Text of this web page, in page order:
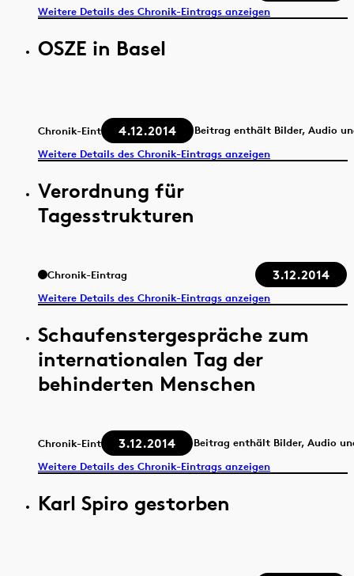
Weitere Details des Chronik-Eintrags anzeigen
OSZE in Basel
Chronik-Eintrag 4.12.2014
Beitrag enthält Bilder, Audio
Weitere Details des Chronik-Eintrags anzeigen
Verordnung für
Tagesstrukturen
Chronik-Eintrag 3.12.2014
Weitere Details des Chronik-Eintrags anzeigen
Schaufenstergespräche zum
internationalen Tag der
behinderten Menschen
Chronik-Eintrag 3.12.2014
Beitrag enthält Bilder, Audio
Weitere Details des Chronik-Eintrags anzeigen
Karl Spiro gestorben